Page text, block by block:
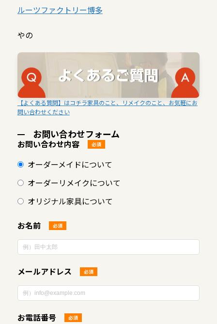
ルーツファクトリー博多
やの
【よくある質問】はコチラ家具のこと、リメイクのこと、お気軽にお
問い合わせください
お問い合わせフォーム
お問い合わせ内容 必須
オーダーメイドについて
オーダーリメイクについて
オリジナル家具について
お名前 必須
メールアドレス 必須
お電話番号 必須